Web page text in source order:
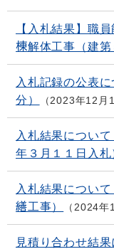
【入札結果】職
棟解体工事（建第
入札記録の公表
分）
2023年12月
入札結果につい
年３月１１日入札
入札結果につい
繕工事）
2024年
見積り合わせ結